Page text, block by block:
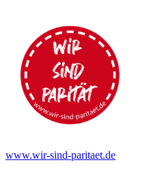
www.wir-sind-paritaet.de